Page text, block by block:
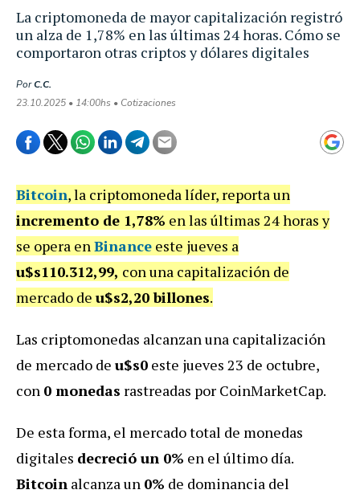
La criptomoneda de mayor capitalización registró
un alza de 1,78% en las últimas 24 horas. Cómo se
comportaron otras criptos y dólares digitales
PorC.C.
23.10.2025 • 14:00hs • Cotizaciones
Bitcoin, la criptomoneda líder, reporta un
incremento de 1,78% en las últimas 24 horas y
se opera enBinance este jueves a
u$s110.312,99, con una capitalización de
mercado de u$s2,20 billones.
Las criptomonedas alcanzan una capitalización
de mercado de u$s0 este jueves 23 de octubre,
con 0 monedas rastreadas por CoinMarketCap.
De esta forma, el mercado total de monedas
digitales decreció un 0% en el último día.
Bitcoin alcanza un 0% de dominancia del